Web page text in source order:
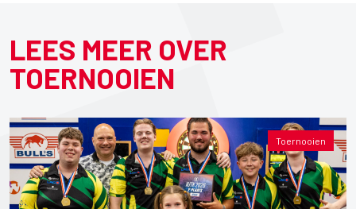
LEES MEER OVER
TOERNOOIEN
Toernooien